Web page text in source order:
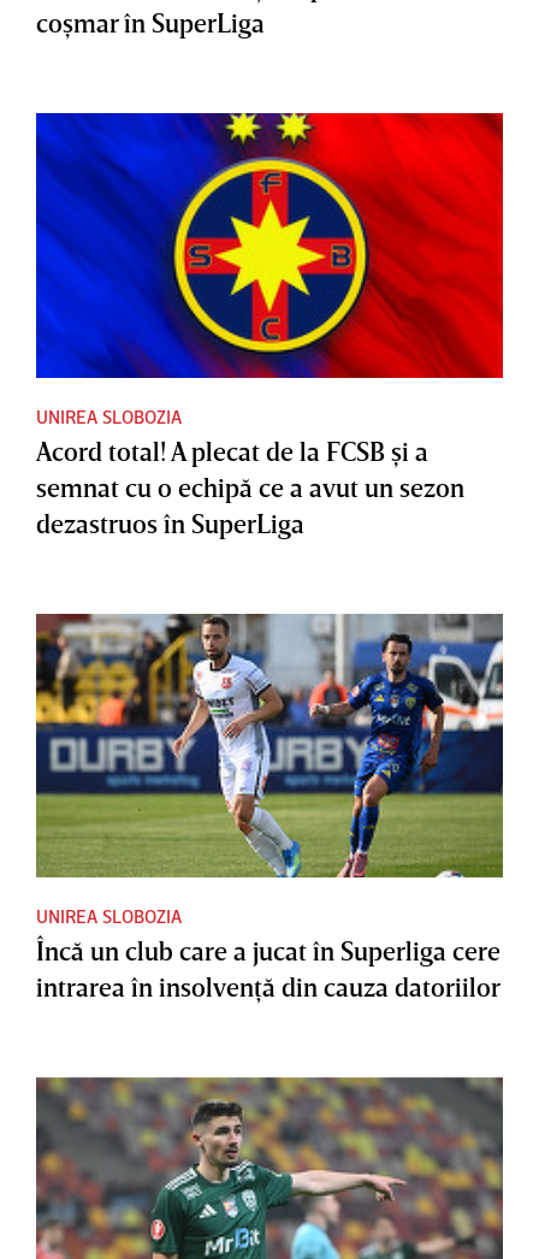
coşmar în SuperLiga
UNIREA SLOBOZIA
Acord total! A plecat de la FCSB şi a
semnat cu o echipă ce a avut un sezon
dezastruos în SuperLiga
UNIREA SLOBOZIA
Încă un club care a jucat în Superliga cere
intrarea în insolvenţă din cauza datoriilor